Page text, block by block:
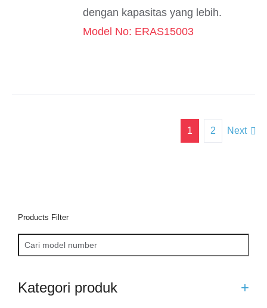
dengan kapasitas yang lebih.
Model No: ERAS15003
1 2 Next
Products Filter
Kategori produk +